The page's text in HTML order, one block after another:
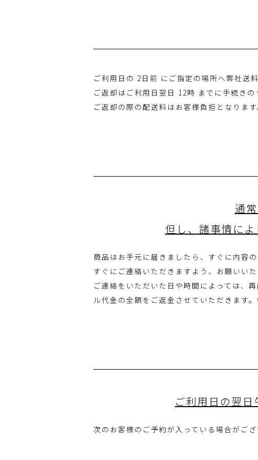
ご利用日の 2日前 にご指定の場所へ弊社送
ご返却はご利用日翌日 12時 までに手続きの
ご返却の際の配送料はお客様負担となります
通
但し、諸事情に
商品はお手元に届きましたら、すぐに内容
すぐにご連絡いただきますよう、お願いいた
ご連絡をいただいた日や時間によっては、
ル代金の全額をご返金させていただきます
ご利用日の翌日
次のお客様のご予約が入っている場合がご